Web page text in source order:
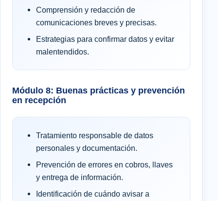
Comprensión y redacción de
comunicaciones breves y precisas.
Estrategias para confirmar datos y evitar
malentendidos.
Módulo 8: Buenas prácticas y prevención
en recepción
Tratamiento responsable de datos
personales y documentación.
Prevención de errores en cobros, llaves
y entrega de información.
Identificación de cuándo avisar a